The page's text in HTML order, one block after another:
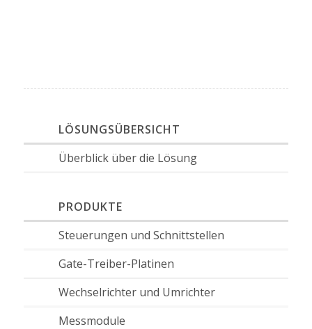
LÖSUNGSÜBERSICHT
Überblick über die Lösung
PRODUKTE
Steuerungen und Schnittstellen
Gate-Treiber-Platinen
Wechselrichter und Umrichter
Messmodule